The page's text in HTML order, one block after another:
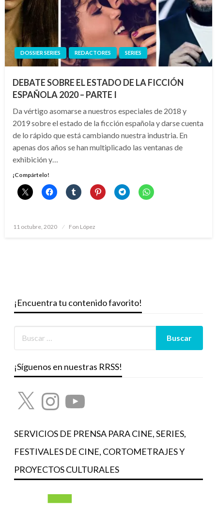
DOSSIER SERIES REDACTORES SERIES
DEBATE SOBRE EL ESTADO DE LA FICCIÓN
ESPAÑOLA 2020 – PARTE I
Da vértigo asomarse a nuestros especiales de 2018 y
2019 sobre el estado de la ficción española y darse cuenta
de lo rápido que está cambiando nuestra industria. En
apenas dos años se han multiplicado las ventanas de
exhibición y…
¡Compártelo!
Publicado
11 octubre, 2020 Fon López
¡Encuentra tu contenido favorito!
¡Síguenos en nuestras RRSS!
X InstagramYouTube
SERVICIOS DE PRENSA PARA CINE, SERIES,
FESTIVALES DE CINE, CORTOMETRAJES Y
PROYECTOS CULTURALES